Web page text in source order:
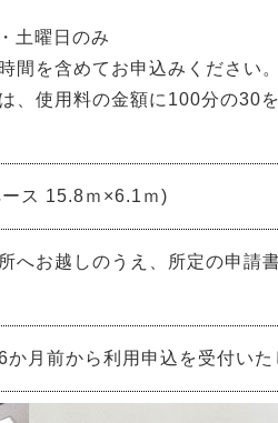
曜日のみ
間を含めてお申込みください
、使用料の金額に100分の30
ス 15.8ｍ×6.1ｍ)
へお越しのうえ、所定の申請
か月前から利用申込を受付い